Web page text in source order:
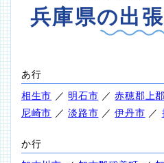
兵庫県の出
あ行
相生市 ／ 明石市 ／赤穂郡上
尼崎市 ／淡路市 ／伊丹市 ／
か行